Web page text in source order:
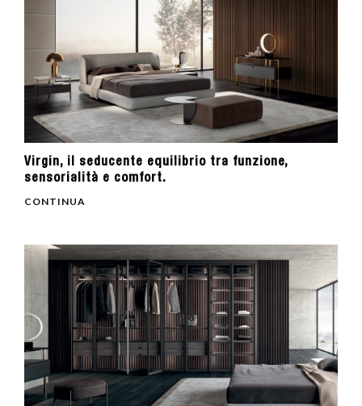
Virgin, il seducente equilibrio tra funzione,
sensorialità e comfort.
CONTINUA